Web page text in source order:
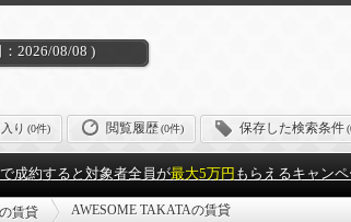
2026/08/08 )
り (0件) 閲覧履歴(0件) 保存した検索条件
成約すると対象者全員が最大5万円 もらえるキャンペ
賃貸 AWESOME TAKATAの賃貸